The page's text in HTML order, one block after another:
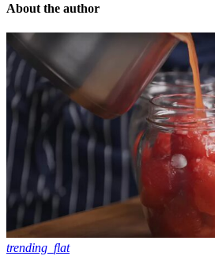
About the author
trending_flat